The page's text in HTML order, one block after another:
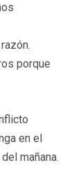
porque
en el
mañana.